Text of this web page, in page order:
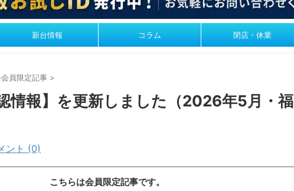
新台情報 コラム 閉店・休業
員限定記事 >
情報】を更新しました（2026年5月・福
ント (0)
こちらは会員限定記事です。